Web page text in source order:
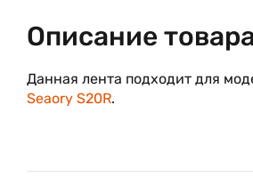
Описание
Данная лента подходит для
Seaory S20R.